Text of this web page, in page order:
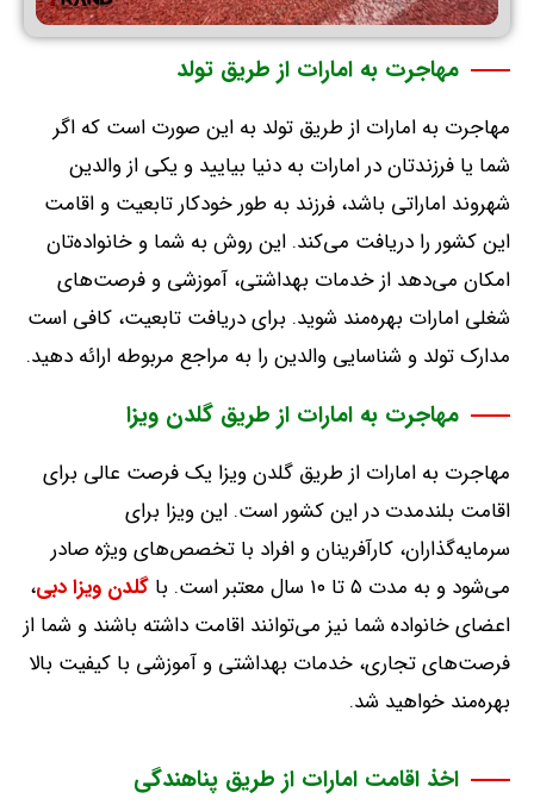
مهاجرت به امارات از طریق تولد
مهاجرت به امارات از طریق تولد به این صورت است که اگر
شما یا فرزندتان در امارات به دنیا بیایید و یکی از والدین
شهروند اماراتی باشد، فرزند به طور خودکار تابعیت و اقامت
این کشور را دریافت می‌کند. این روش به شما و خانواده‌تان
امکان می‌دهد از خدمات بهداشتی، آموزشی و فرصت‌های
شغلی امارات بهره‌مند شوید. برای دریافت تابعیت، کافی است
مدارک تولد و شناسایی والدین را به مراجع مربوطه ارائه دهید.
مهاجرت به امارات از طریق گلدن ویزا
مهاجرت به امارات از طریق گلدن ویزا یک فرصت عالی برای
اقامت بلندمدت در این کشور است. این ویزا برای
سرمایه‌گذاران، کارآفرینان و افراد با تخصص‌های ویژه صادر
می‌شود و به مدت ۵ تا ۱۰ سال معتبر است
. با گلدن ویزا دبی،
اعضای خانواده شما نیز می‌توانند اقامت داشته باشند و شما از
فرصت‌های تجاری، خدمات بهداشتی و آموزشی با کیفیت بالا
بهره‌مند خواهید شد.
اخذ اقامت امارات از طریق پناهندگی